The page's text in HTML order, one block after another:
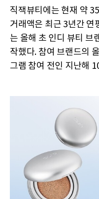
직잭뷰티에는 현재 약
거래액은 최근 3년간 연
는 올해 초 인디 뷰티 브
작했다. 참여 브랜드의
그램 참여 전인 지난해